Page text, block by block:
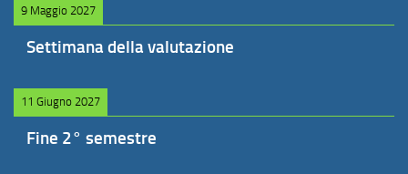
9 Maggio 2027
Settimana della valutazione
11 Giugno 2027
Fine 2° semestre